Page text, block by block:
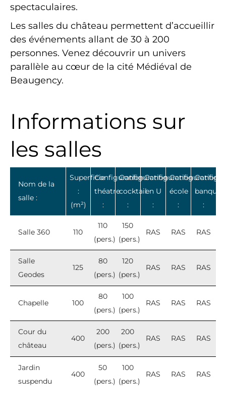
spectaculaires.
Les salles du château permettent d’accueillir
des événements allant de 30 à 200
personnes. Venez découvrir un univers
parallèle au cœur de la cité Médiéval de
Beaugency.
Informations sur
les salles
Nom de la
salle :
Superficie
:
(m²)
Configuration
théatre
:
Configuration
cocktail
:
Configuration
en U
:
Configuration
école
:
banquet
:
Salle 360 110
110
(pers.)
150
(pers.)
RAS RAS RAS
Salle
Geodes
125
80
(pers.)
120
(pers.)
RAS RAS RAS
Chapelle 100
80
(pers.)
100
(pers.)
RAS RAS RAS
Cour du
château
400
200
(pers.)
200
(pers.)
RAS RAS RAS
Jardin
suspendu
400
50
(pers.)
100
(pers.)
RAS RAS RAS